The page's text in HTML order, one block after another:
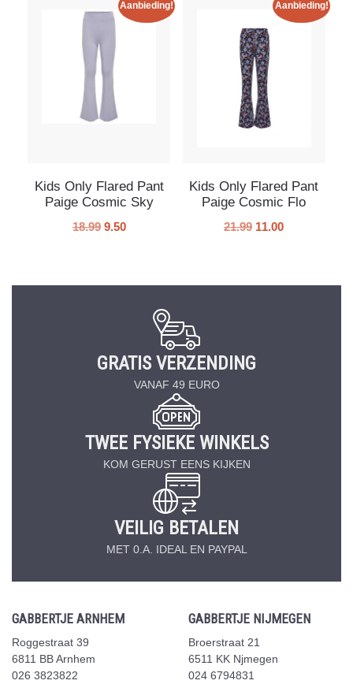
Aanbieding!
Kids Only Flared Pant
Paige Cosmic Sky
18.99 9.50
Aanbieding!
Kids Only Flared Pant
Paige Cosmic Flo
21.99 11.00
GRATIS VERZENDING
VANAF 49 EURO
TWEE FYSIEKE WINKELS
KOM GERUST EENS KIJKEN
VEILIG BETALEN
MET 0.A. IDEAL EN PAYPAL
GABBERTJE ARNHEM
Roggestraat 39
6811 BB Arnhem
026 3823822
GABBERTJE NIJMEGEN
Broerstraat 21
6511 KK Njmegen
024 6794831